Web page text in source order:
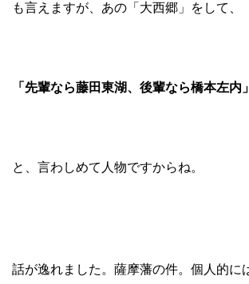
も言えますが、あの「大西郷」をして、
「先輩なら藤田東湖、後輩なら橋本左内」
と、言わしめて人物ですからね。
話が逸れました。薩摩藩の件。個人的に